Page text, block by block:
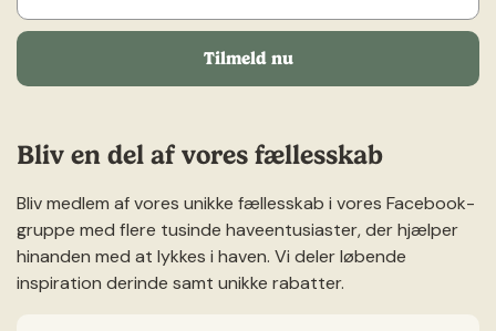
Tilmeld nu
Bliv en del af vores fællesskab
Bliv medlem af vores unikke fællesskab i vores Facebook-
gruppe med flere tusinde haveentusiaster, der hjælper
hinanden med at lykkes i haven. Vi deler løbende
inspiration derinde samt unikke rabatter.